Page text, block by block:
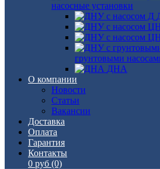
насосные установки
грунтовыми
ДНА
О компании
Новости
Статьи
Вакансии
Доставка
Оплата
Гарантия
Контакты
0 руб (0)